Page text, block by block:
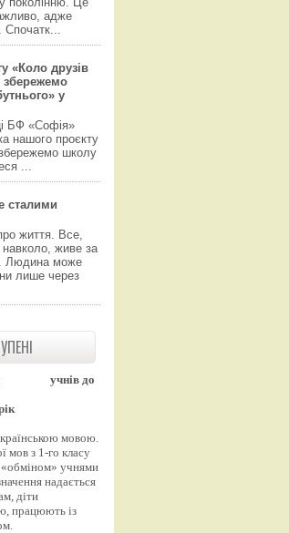
адже
Спочатк...
«Коло друзів
збережемо
у
БФ «Софія»
нашого проєкту
школу
...
сталими
життя. Все,
живе за
Людина може
лише через
учнів до
мовою.
мов з 1-го класу
учнями
надається
діти
працюють із